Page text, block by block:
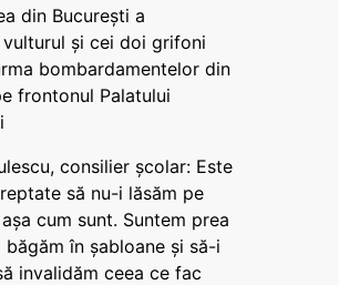
din București a
vulturul și cei doi grifoni
bombardamentelor din
frontonul Palatului
consilier școlar: Este
să nu-i lăsăm pe
cum sunt. Suntem prea
în șabloane și să-i
invalidăm ceea ce fac